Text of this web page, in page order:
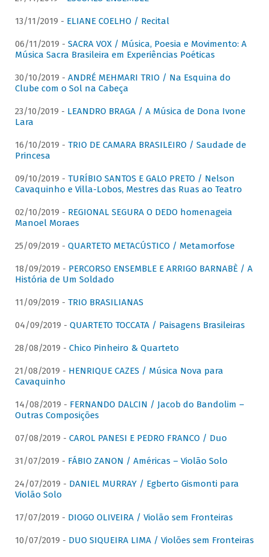
13/11/2019 - ELIANE COELHO / Recital
06/11/2019 - SACRA VOX / Música, Poesia e Movimento: A
Música Sacra Brasileira em Experiências Poéticas
30/10/2019 - ANDRÉ MEHMARI TRIO / Na Esquina do
Clube com o Sol na Cabeça
23/10/2019 - LEANDRO BRAGA / A Música de Dona Ivone
Lara
16/10/2019 - TRIO DE CAMARA BRASILEIRO / Saudade de
Princesa
09/10/2019 - TURÍBIO SANTOS E GALO PRETO / Nelson
Cavaquinho e Villa-Lobos, Mestres das Ruas ao Teatro
02/10/2019 - REGIONAL SEGURA O DEDO homenageia
Manoel Moraes
25/09/2019 - QUARTETO METACÚSTICO / Metamorfose
18/09/2019 - PERCORSO ENSEMBLE E ARRIGO BARNABÈ / A
História de Um Soldado
11/09/2019 - TRIO BRASILIANAS
04/09/2019 - QUARTETO TOCCATA / Paisagens Brasileiras
28/08/2019 - Chico Pinheiro & Quarteto
21/08/2019 - HENRIQUE CAZES / Música Nova para
Cavaquinho
14/08/2019 - FERNANDO DALCIN / Jacob do Bandolim –
Outras Composições
07/08/2019 - CAROL PANESI E PEDRO FRANCO / Duo
31/07/2019 - FÁBIO ZANON / Américas – Violão Solo
24/07/2019 - DANIEL MURRAY / Egberto Gismonti para
Violão Solo
17/07/2019 - DIOGO OLIVEIRA / Violão sem Fronteiras
10/07/2019 - DUO SIQUEIRA LIMA / Violões sem Fronteiras